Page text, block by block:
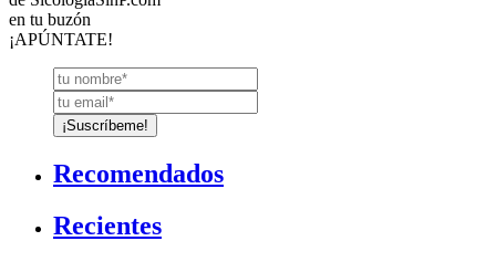
en tu buzón
¡APÚNTATE!
Recomendados
Recientes